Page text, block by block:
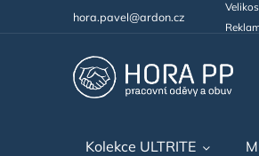
hora.pavel@ardon.cz
Kolekce ULTRITE